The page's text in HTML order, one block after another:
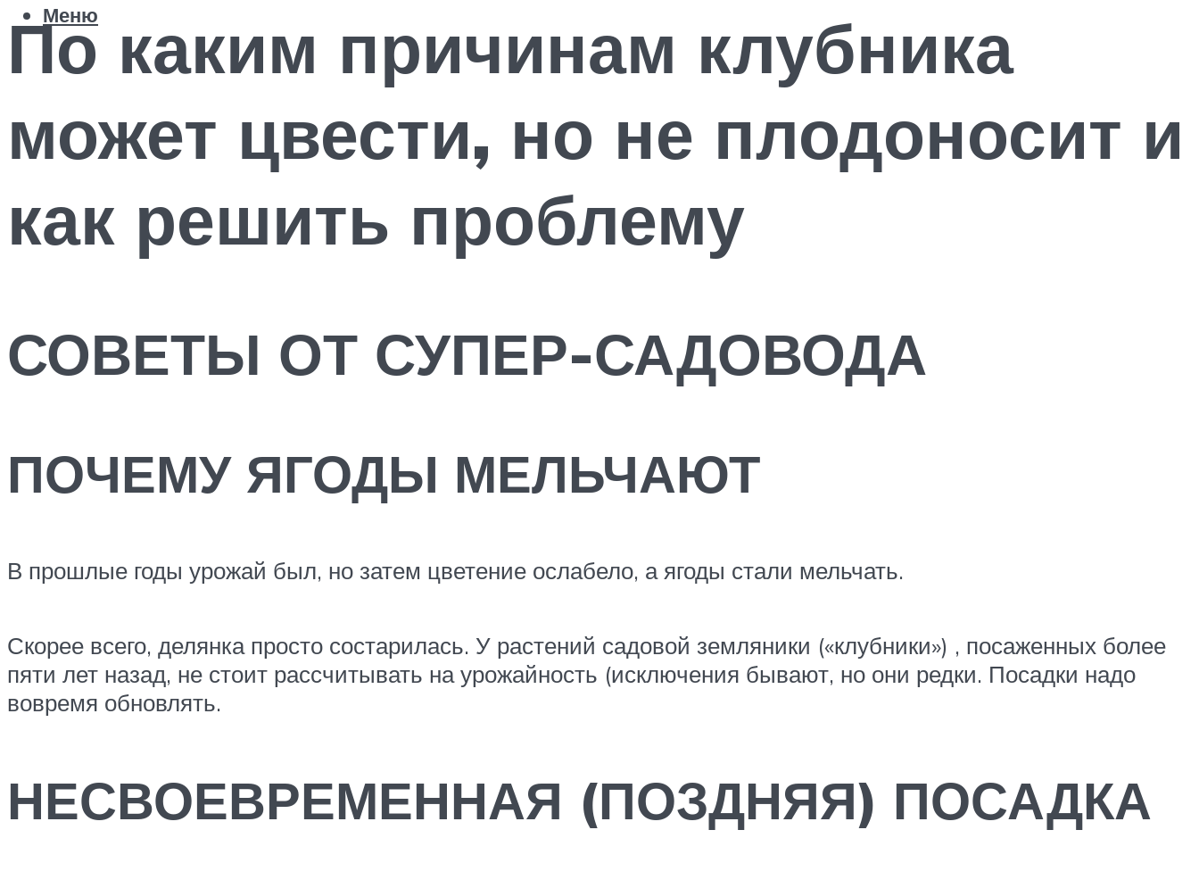
Меню
По каким причинам клубника
может цвести, но не плодоносит и
как решить проблему
СОВЕТЫ ОТ СУПЕР-САДОВОДА
ПОЧЕМУ ЯГОДЫ МЕЛЬЧАЮТ
В прошлые годы урожай был, но затем цветение ослабело, а ягоды стали мельчать.
Скорее всего, делянка просто состарилась. У растений садовой земляники («клубники») , посаженных более
пяти лет назад, не стоит рассчитывать на урожайность (исключения бывают, но они редки. Посадки надо
вовремя обновлять.
НЕСВОЕВРЕМЕННАЯ (ПОЗДНЯЯ) ПОСАДКА